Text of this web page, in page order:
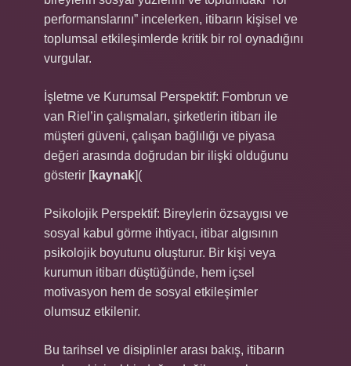
performanslarını” incelerken, itibarın kişisel ve
toplumsal etkileşimlerde kritik bir rol oynadığını
vurgular.
İşletme ve Kurumsal Perspektif: Fombrun ve
van Riel’in çalışmaları, şirketlerin itibarı ile
müşteri güveni, çalışan bağlılığı ve piyasa
değeri arasında doğrudan bir ilişki olduğunu
gösterir [kaynak](
Psikolojik Perspektif: Bireylerin özsaygısı ve
sosyal kabul görme ihtiyacı, itibar algısının
psikolojik boyutunu oluşturur. Bir kişi veya
kurumun itibarı düştüğünde, hem içsel
motivasyon hem de sosyal etkileşimler
olumsuz etkilenir.
Bu tarihsel ve disiplinler arası bakış, itibarın